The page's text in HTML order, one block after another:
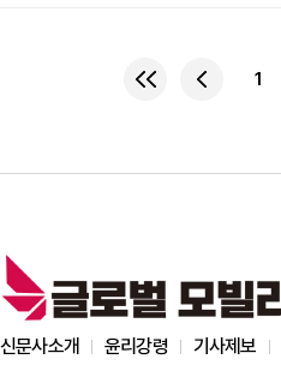
1
신문사소개 윤리강령 기사제보